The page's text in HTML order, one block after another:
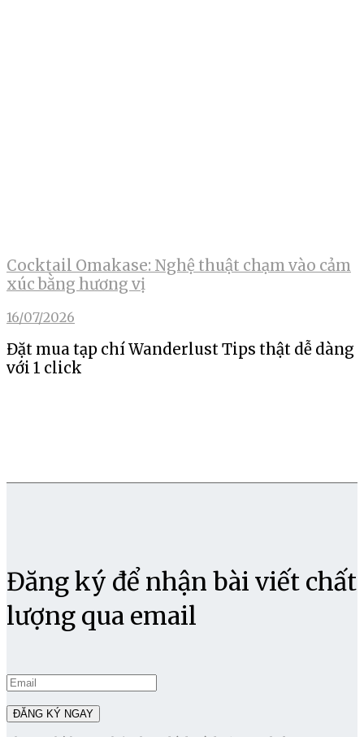
Cocktail Omakase: Nghệ thuật chạm vào cảm
xúc bằng hương vị
16/07/2026
Đặt mua tạp chí Wanderlust Tips thật dễ dàng
với 1 click
Đăng ký để nhận bài viết chất
lượng qua email